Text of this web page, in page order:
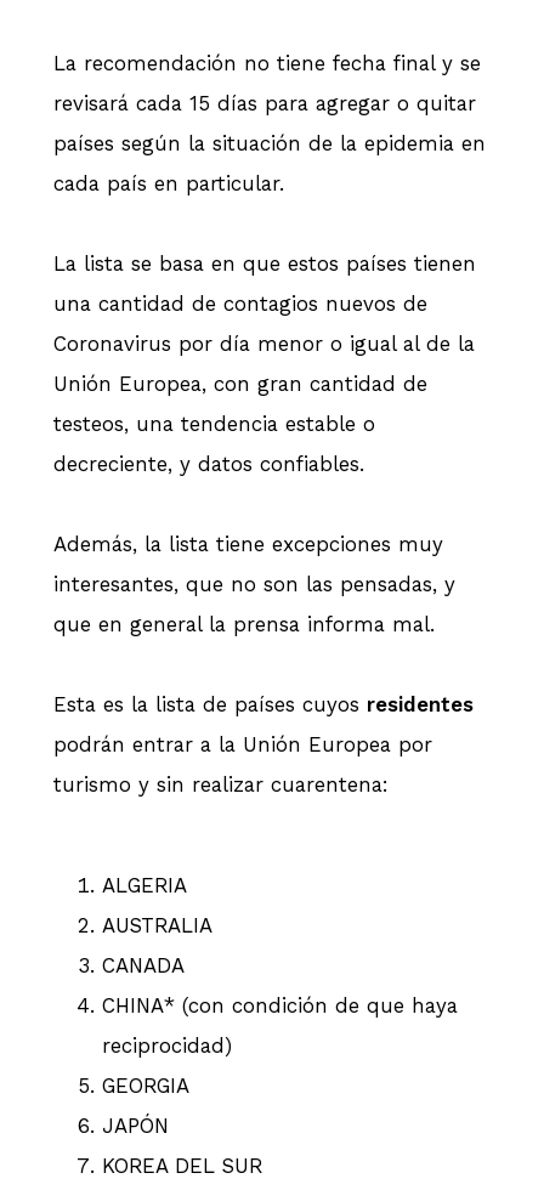
La recomendación no tiene fecha final y se
revisará cada 15 días para agregar o quitar
países según la situación de la epidemia en
cada país en particular.
La lista se basa en que estos países tienen
una cantidad de contagios nuevos de
Coronavirus por día menor o igual al de la
Unión Europea, con gran cantidad de
testeos, una tendencia estable o
decreciente, y datos confiables.
Además, la lista tiene excepciones muy
interesantes, que no son las pensadas, y
que en general la prensa informa mal.
Esta es la lista de países cuyos residentes
podrán entrar a la Unión Europea por
turismo y sin realizar cuarentena:
ALGERIA
AUSTRALIA
CANADA
CHINA* (con condición de que haya
reciprocidad)
GEORGIA
JAPÓN
KOREA DEL SUR